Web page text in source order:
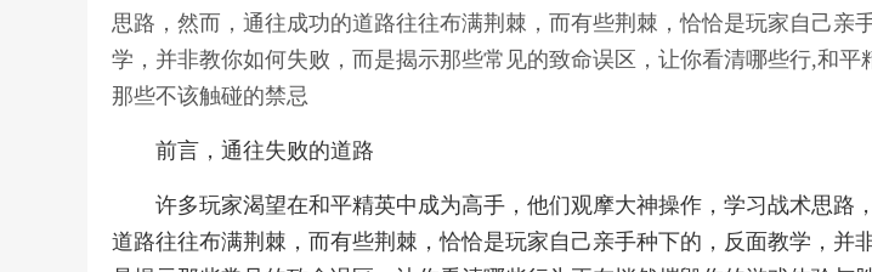
思路，然而，通往成功的道路往往布满荆棘，而有些荆棘，恰恰是玩家自己亲
学，并非教你如何失败，而是揭示那些常见的致命误区，让你看清哪些行,和平
那些不该触碰的禁忌
前言，通往失败的道路
许多玩家渴望在和平精英中成为高手，他们观摩大神操作，学习战术思路
道路往往布满荆棘，而有些荆棘，恰恰是玩家自己亲手种下的，反面教学，并